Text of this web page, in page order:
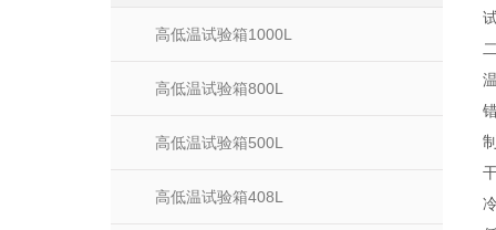
高低温试验箱1000L
高低温试验箱800L
高低温试验箱500L
高低温试验箱408L